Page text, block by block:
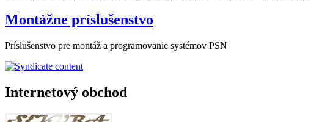
Montážne príslušenstvo
Príslušenstvo pre montáž a programovanie systémov PSN
Internetový obchod